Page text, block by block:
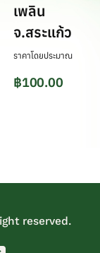
เพลิน
จ.สระแก้ว
ราคาโดยประมาณ
฿100.00
reserved.